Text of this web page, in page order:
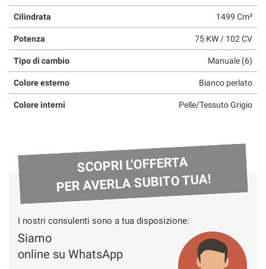
Cilindrata 1499 Cm³
Potenza 75 KW / 102 CV
Tipo di cambio Manuale (6)
Colore esterno Bianco perlato
Colore interni Pelle/Tessuto Grigio
SCOPRI L'OFFERTA
PER AVERLA SUBITO TUA!
I nostri consulenti sono a tua disposizione:
Siamo
online su WhatsApp